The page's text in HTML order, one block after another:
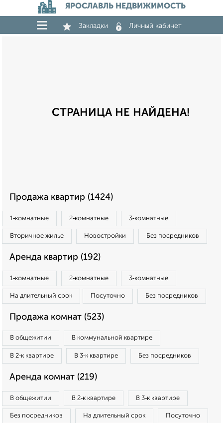
ЯРОСЛАВЛЬ НЕДВИЖИМОСТЬ
Закладки Личный кабинет
СТРАНИЦА НЕ НАЙДЕНА!
Продажа квартир (1424)
1‑комнатные 2‑комнатные 3‑комнатные
Вторичное жилье Новостройки Без посредников
Аренда квартир (192)
1‑комнатные 2‑комнатные 3‑комнатные
На длительный срок Посуточно Без посредников
Продажа комнат (523)
В общежитии В коммунальной квартире
В 2‑к квартире В 3‑к квартире Без посредников
Аренда комнат (219)
В общежитии В 2‑к квартире В 3‑к квартире
Без посредников На длительный срок Посуточно